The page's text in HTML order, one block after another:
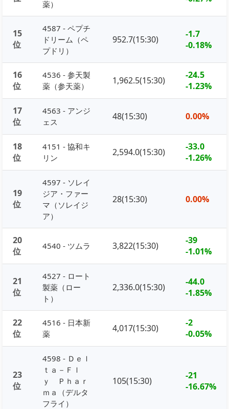
薬）
15
位
4587 - ペプチ
ドリーム（ペ
プドリ）
952.7(15:30)
-1.7
-0.18%
16
位
4536 - 参天製
薬（参天薬）
1,962.5(15:30)
-24.5
-1.23%
17
位
4563 - アンジ
ェス
48(15:30) 0.00%
18
位
4151 - 協和キ
リン
2,594.0(15:30)
-33.0
-1.26%
19
位
4597 - ソレイ
ジア・ファー
マ（ソレイジ
ア）
28(15:30) 0.00%
20
位
4540 - ツムラ 3,822(15:30)
-39
-1.01%
21
位
4527 - ロート
製薬（ロー
ト）
2,336.0(15:30)
-44.0
-1.85%
22
位
4516 - 日本新
薬
4,017(15:30)
-2
-0.05%
23
位
4598 - Ｄｅｌ
ｔａ－Ｆｌ
ｙ Ｐｈａｒ
ｍａ（デルタ
フライ）
105(15:30)
-21
-16.67%